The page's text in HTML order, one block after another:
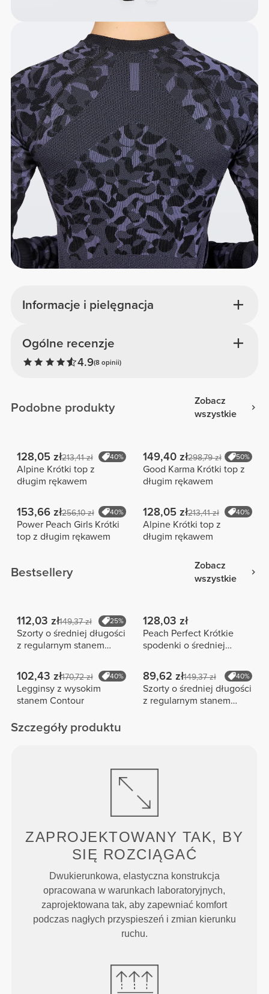
Informacje i pielęgnacja
Ogólne recenzje
4.9(8 opinii)
Podobne produkty
Zobacz
wszystkie
128,05 zł213,41 zł 40%
Alpine Krótki top z
długim rękawem
149,40 zł298,79 zł 50%
Good Karma Krótki top z
długim rękawem
153,66 zł256,10 zł 40%
Power Peach Girls Krótki
top z długim rękawem
128,05 zł213,41 zł 40%
Alpine Krótki top z
długim rękawem
Bestsellery
Zobacz
wszystkie
112,03 zł149,37 zł 25%
Szorty o średniej długości
z regularnym stanem
128,03 zł
Peach Perfect Krótkie
spodenki o średniej
stanem
102,43 zł170,72 zł 40%
Legginsy z wysokim
stanem Contour
89,62 zł149,37 zł 40%
Szorty o średniej długości
z regularnym stanem
Szczegóły produktu
ZAPROJEKTOWANY TAK, BY
SIĘ ROZCIĄGAĆ
Dwukierunkowa, elastyczna konstrukcja
opracowana w warunkach laboratoryjnych,
zaprojektowana tak, aby zapewniać komfort
podczas nagłych przyspieszeń i zmian kierunku
ruchu.